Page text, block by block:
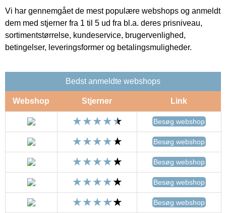
Vi har gennemgået de mest populære webshops og anmeldt
dem med stjerner fra 1 til 5 ud fra bl.a. deres prisniveau,
sortimentstørrelse, kundeservice, brugervenlighed,
betingelser, leveringsformer og betalingsmuligheder.
Bedst anmeldte webshops
Webshop Stjerner Link
Besøg webshop
Besøg webshop
Besøg webshop
Besøg webshop
Besøg webshop